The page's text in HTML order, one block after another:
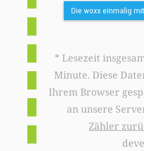
Die woxx einmalig
* Lesezeit
Minute. Diese
Ihrem Browser
an unsere
Zähler